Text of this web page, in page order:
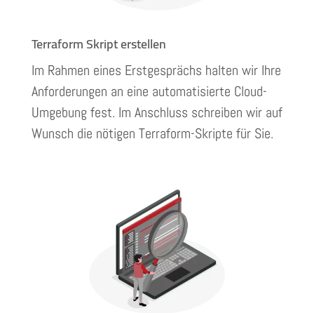
Terraform Skript erstellen
Im Rahmen eines Erstgesprächs halten wir Ihre
Anforderungen an eine automatisierte Cloud-
Umgebung fest. Im Anschluss schreiben wir auf
Wunsch die nötigen Terraform-Skripte für Sie.